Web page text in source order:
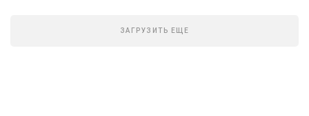
ЗАГРУЗИТЬ ЕЩЕ